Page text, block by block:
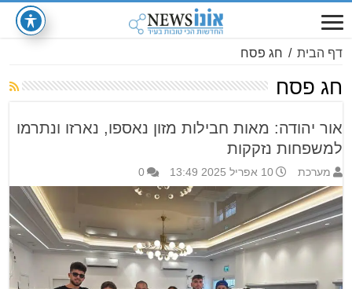
דף הבית / חג פסח
חג פסח
אור יהודה: מאות חבילות מזון נאספו, נארזו ונתרמו
למשפחות נזקקות
מערכת 10 אפריל 2025 13:49 0